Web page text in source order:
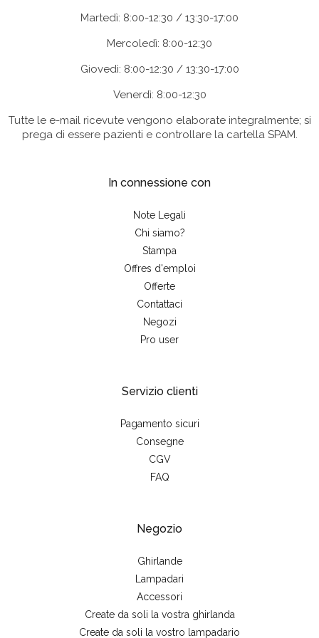
Martedì: 8:00-12:30 / 13:30-17:00
Mercoledì: 8:00-12:30
Giovedì: 8:00-12:30 / 13:30-17:00
Venerdì: 8:00-12:30
Tutte le e-mail ricevute vengono elaborate integralmente; si
prega di essere pazienti e controllare la cartella SPAM.
In connessione con
Note Legali
Chi siamo?
Stampa
Offres d'emploi
Offerte
Contattaci
Negozi
Pro user
Servizio clienti
Pagamento sicuri
Consegne
CGV
FAQ
Negozio
Ghirlande
Lampadari
Accessori
Create da soli la vostra ghirlanda
Create da soli la vostro lampadario